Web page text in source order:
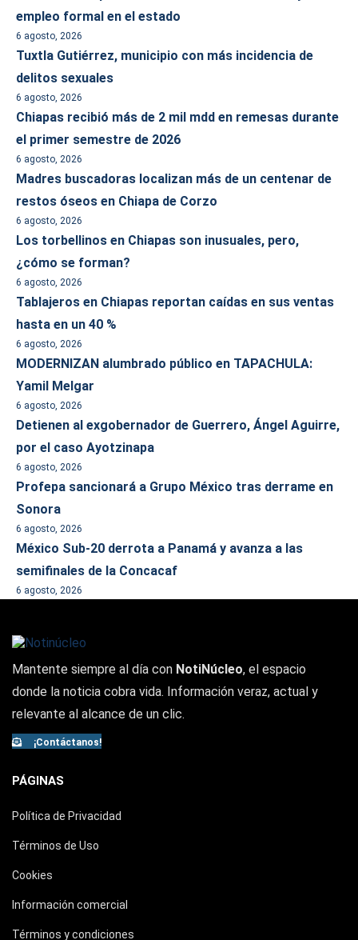
empleo formal en el estado
6 agosto, 2026
Tuxtla Gutiérrez, municipio con más incidencia de
delitos sexuales
6 agosto, 2026
Chiapas recibió más de 2 mil mdd en remesas durante
el primer semestre de 2026
6 agosto, 2026
Madres buscadoras localizan más de un centenar de
restos óseos en Chiapa de Corzo
6 agosto, 2026
Los torbellinos en Chiapas son inusuales, pero,
¿cómo se forman?
6 agosto, 2026
Tablajeros en Chiapas reportan caídas en sus ventas
hasta en un 40 %
6 agosto, 2026
MODERNIZAN alumbrado público en TAPACHULA:
Yamil Melgar
6 agosto, 2026
Detienen al exgobernador de Guerrero, Ángel Aguirre,
por el caso Ayotzinapa
6 agosto, 2026
Profepa sancionará a Grupo México tras derrame en
Sonora
6 agosto, 2026
México Sub-20 derrota a Panamá y avanza a las
semifinales de la Concacaf
6 agosto, 2026
Mantente siempre al día con NotiNúcleo, el espacio
donde la noticia cobra vida. Información veraz, actual y
relevante al alcance de un clic.
¡Contáctanos!
PÁGINAS
Política de Privacidad
Términos de Uso
Cookies
Información comercial
Términos y condiciones